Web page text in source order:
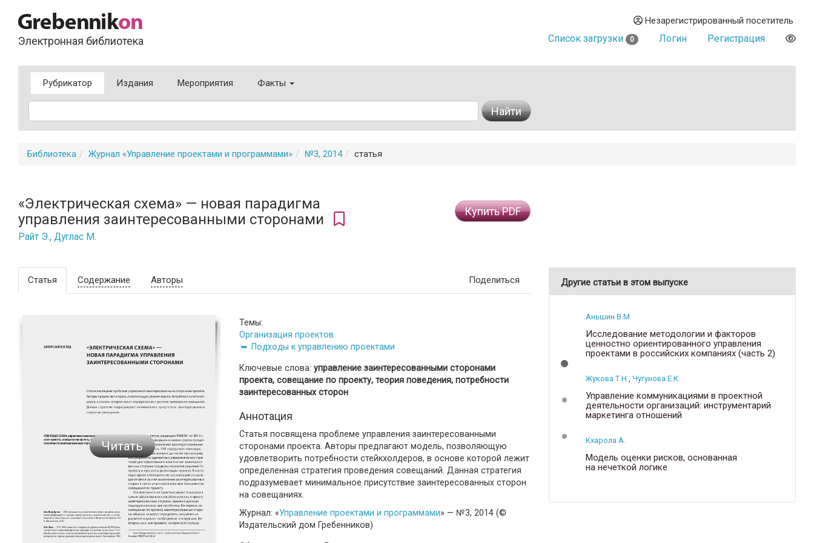
Электронная библиотека
Незарегистрированный посетитель
Список загрузки 0 Логин Регистрация
Рубрикатор Издания Мероприятия Факты
Найти
Библиотека Журнал «Управление проектами и программами» №3, 2014 статья
«Электрическая схема» — новая парадигма
управления заинтересованными сторонами
Райт Э., Дуглас М.
Купить PDF
Статья Содержание Авторы Поделиться
Читать
Темы:
Организация проектов
Подходы к управлению проектами
Ключевые слова: управление заинтересованными сторонами
проекта, совещание по проекту, теория поведения, потребности
заинтересованных сторон
Аннотация
Статья посвящена проблеме управления заинтересованными
сторонами проекта. Авторы предлагают модель, позволяющую
удовлетворить потребности стейкхолдеров, в основе которой лежит
определенная стратегия проведения совещаний. Данная стратегия
подразумевает минимальное присутствие заинтересованных сторон
на совещаниях.
Журнал: «Управление проектами и программами» — №3, 2014 (©
Издательский дом Гребенников)
Другие статьи в этом выпуске
Аньшин В.М.
Исследование методологии и факторов
ценностно ориентированного управления
проектами в российских компаниях (часть 2)
Жукова Т.Н., Чугунова Е.К.
Управление коммуникациями в проектной
деятельности организаций: инструментарий
маркетинга отношений
Кхарола А.
Модель оценки рисков, основанная
на нечеткой логике